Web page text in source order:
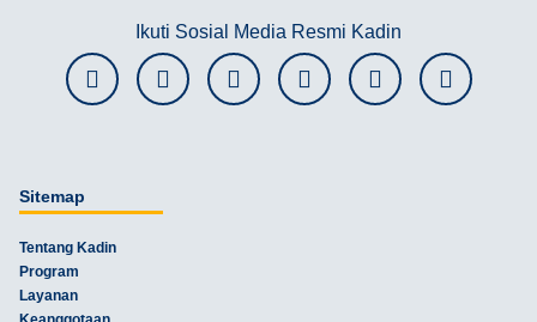
Ikuti Sosial Media Resmi Kadin
Sitemap
Tentang Kadin
Program
Layanan